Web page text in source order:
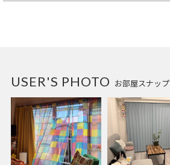
お部屋スナップ
USER'S PHOTO